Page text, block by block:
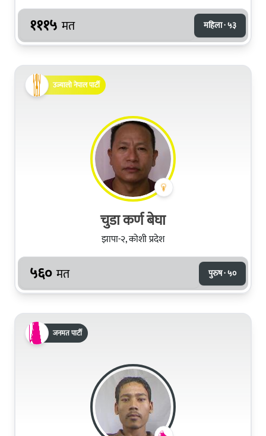
१११५ मत महिला · ५३
उज्यालो नेपाल पार्टी
चुडा कर्ण बेघा
झापा-२, कोशी प्रदेश
५६० मत पुरुष · ५०
जनमत पार्टी